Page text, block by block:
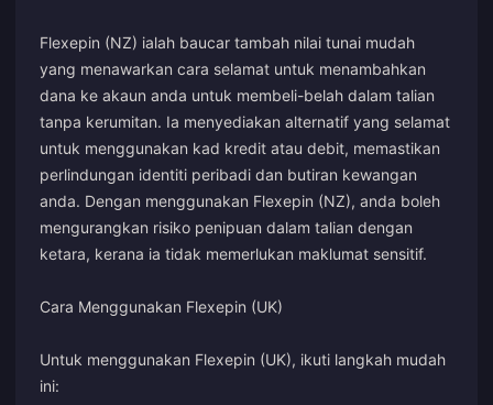
Flexepin (NZ) ialah baucar tambah nilai tunai mudah
yang menawarkan cara selamat untuk menambahkan
dana ke akaun anda untuk membeli-belah dalam talian
tanpa kerumitan. Ia menyediakan alternatif yang selamat
untuk menggunakan kad kredit atau debit, memastikan
perlindungan identiti peribadi dan butiran kewangan
anda. Dengan menggunakan Flexepin (NZ), anda boleh
mengurangkan risiko penipuan dalam talian dengan
ketara, kerana ia tidak memerlukan maklumat sensitif.
Cara Menggunakan Flexepin (UK)
Untuk menggunakan Flexepin (UK), ikuti langkah mudah
ini: